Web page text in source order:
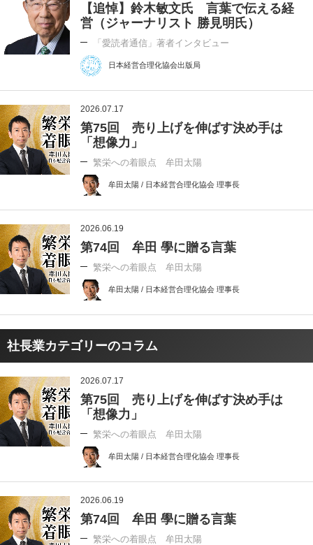
【追悼】鈴木敏文氏 言葉で伝える経
営（ジャーナリスト 勝見明氏）
「愛読者通信」著者インタビュー
日本経営合理化協会出版局
2026.07.17
第75回 売り上げを伸ばす決め手は
「想像力」
繁栄への着眼点 牟田太陽
牟田太陽 / 日本経営合理化協会 理事長
2026.06.19
第74回 牟田 學に贈る言葉
繁栄への着眼点 牟田太陽
牟田太陽 / 日本経営合理化協会 理事長
社長業カテゴリーのコラム
2026.07.17
第75回 売り上げを伸ばす決め手は
「想像力」
繁栄への着眼点 牟田太陽
牟田太陽 / 日本経営合理化協会 理事長
2026.06.19
第74回 牟田 學に贈る言葉
繁栄への着眼点 牟田太陽